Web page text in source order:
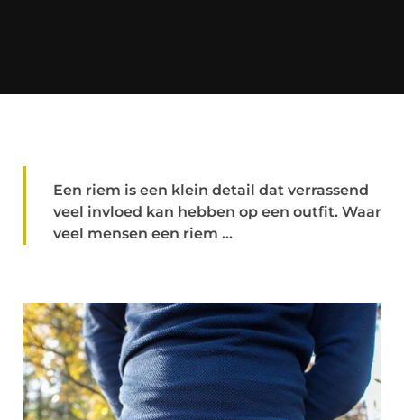
Een riem is een klein detail dat verrassend
veel invloed kan hebben op een outfit. Waar
veel mensen een riem ...